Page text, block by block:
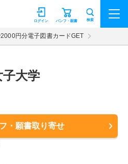
パンフ・願書
ログイン 検索
2000円分電子図書カードGET
大学
・願書取り寄せ